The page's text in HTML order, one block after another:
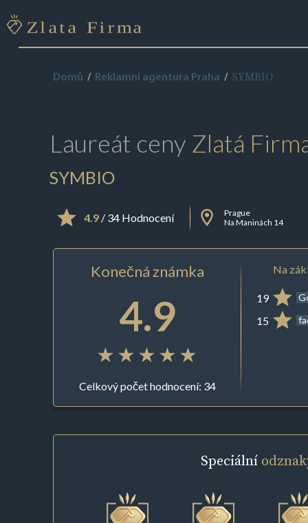
Domů Reklamní agentura Praha SYMBIO
Laureát ceny Zlatá
SYMBIO
4.9/ 34 Hodnocení
Prague
Na Maninách 14
Konečná známka
4.9
Celkový počet hodnocení: 34
Na
19
15
Speciální